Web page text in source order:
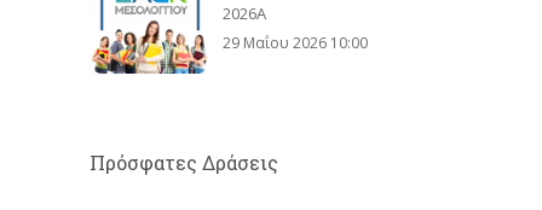
2026Α
29 Μαΐου 2026 10:00
Πρόσφατες Δράσεις